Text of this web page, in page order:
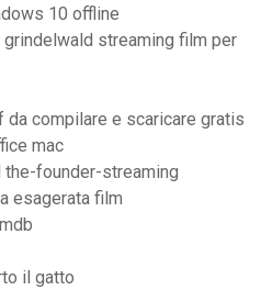
10 offline
streaming film per
da compilare e scaricare gratis
mac
founder-streaming
esagerata film
il gatto